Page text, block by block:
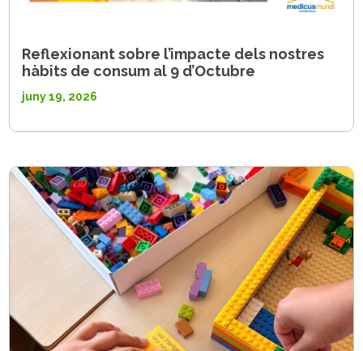
Reflexionant sobre l’impacte dels nostres
hàbits de consum al 9 d’Octubre
juny 19, 2026